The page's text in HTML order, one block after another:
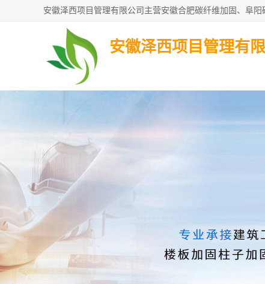
安徽泽西项目管理有